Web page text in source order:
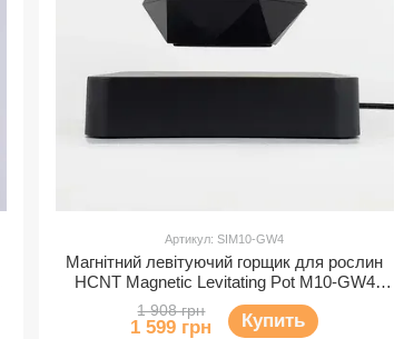
Артикул: SIM10-GW4
Магнітний левітуючий горщик для рослин
HCNT Magnetic Levitating Pot M10-GW4
Black
1 908 грн
1 599 грн Купить